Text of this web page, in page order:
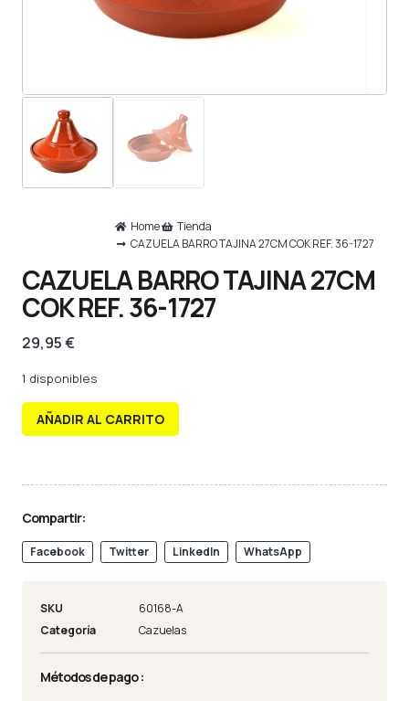
Home
Tienda
CAZUELA BARRO TAJINA 27CM COK REF. 36-1727
CAZUELA BARRO TAJINA 27CM
COK REF. 36-1727
29,95€
1 disponibles
AÑADIR AL CARRITO
Compartir:
Facebook Twitter LinkedIn WhatsApp
SKU
60168-A
Categoría
Cazuelas
Métodos de pago :